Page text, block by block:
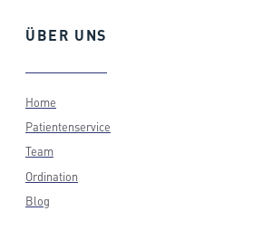
ÜBER UNS
Home
Patientenservice
Team
Ordination
Blog